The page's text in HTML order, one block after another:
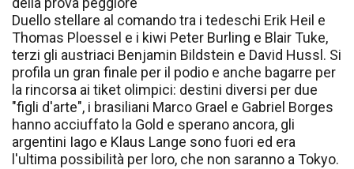
Duello stellare al comando tra i tedeschi Erik Heil e
Thomas Ploessel e i kiwi Peter Burling e Blair Tuke,
terzi gli austriaci Benjamin Bildstein e David Hussl. Si
profila un gran finale per il podio e anche bagarre per
la rincorsa ai tiket olimpici: destini diversi per due
"figli d'arte", i brasiliani Marco Grael e Gabriel Borges
hanno acciuffato la Gold e sperano ancora, gli
argentini Iago e Klaus Lange sono fuori ed era
l'ultima possibilità per loro, che non saranno a Tokyo.